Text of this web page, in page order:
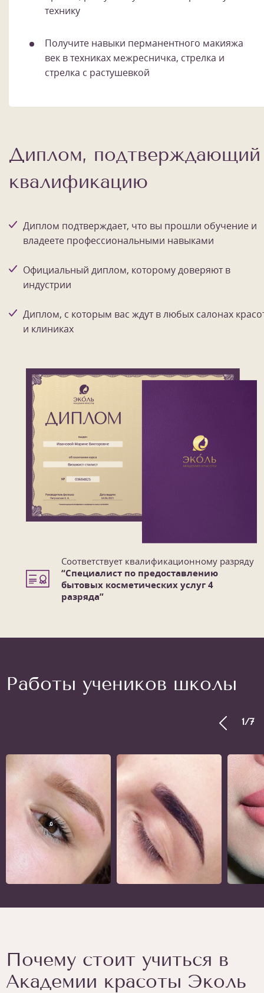
технику
Получите навыки перманентного макияжа
век в техниках межресничка, стрелка и
стрелка с растушевкой
Диплом, подтверждающий
квалификацию
Диплом подтверждает, что вы прошли обучение и
владеете профессиональными навыками
Официальный диплом, которому доверяют в
индустрии
Диплом, с которым вас ждут в любых салонах
и клиниках
Соответствует квалификационному разряду
“Специалист по предоставлению
бытовых косметических услуг 4
разряда”
Работы учеников школы
1/7
Почему стоит учиться в
Академии красоты Эколь